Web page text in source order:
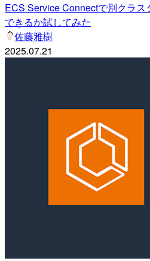
ECS Service Connectで別クラ
できるか試してみた
佐藤雅樹
2025.07.21